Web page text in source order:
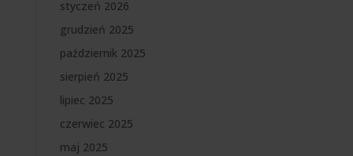
styczeń 2026
grudzień 2025
październik 2025
sierpień 2025
lipiec 2025
czerwiec 2025
maj 2025